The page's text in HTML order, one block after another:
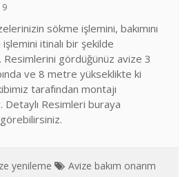
sökme işlemini, bakımını
itinalı bir şekilde
Resimlerini gördüğünüz avize 3
ve 8 metre yükseklikte ki
tarafından montajı
Detaylı Resimleri buraya
yenileme
Avize bakım onarım